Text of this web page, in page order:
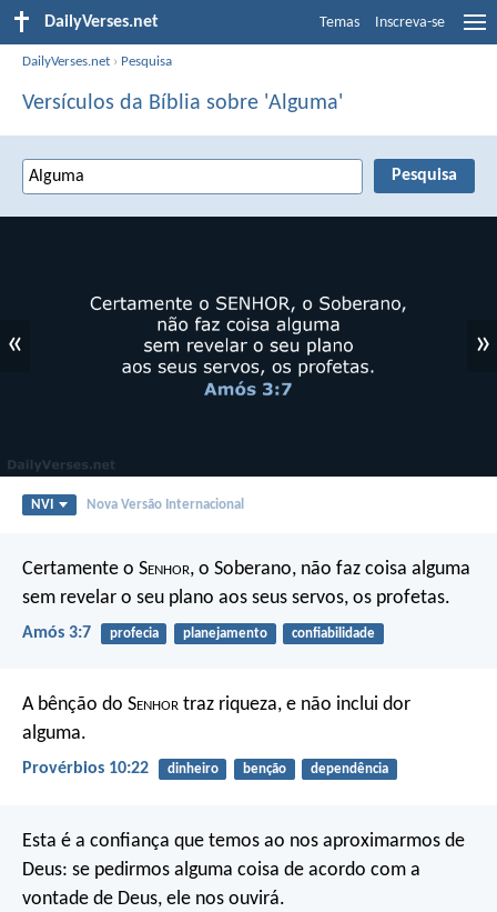
DailyVerses.net Temas Inscreva-se
DailyVerses.net › Pesquisa
Versículos da Bíblia sobre 'Alguma'
« »
NVI Nova Versão Internacional
Certamente o Senhor, o Soberano, não faz coisa alguma
sem revelar o seu plano aos seus servos, os profetas.
Amós 3:7 profecia planejamento confiabilidade
A bênção do Senhor traz riqueza, e não inclui dor
alguma.
Provérbios 10:22 dinheiro benção dependência
Esta é a confiança que temos ao nos aproximarmos de
Deus: se pedirmos alguma coisa de acordo com a
vontade de Deus, ele nos ouvirá.